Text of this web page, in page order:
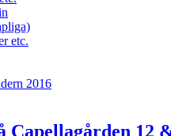
etc.
2016
12